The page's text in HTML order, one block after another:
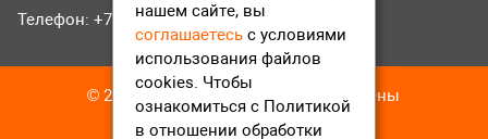
Телефон: +7 (496) 551-04-95
© 2016-2023 ТВР24 Все права защищены
нашем сайте, вы
соглашаетесь с условиями
использования файлов
cookies. Чтобы
ознакомиться с Политикой
в отношении обработки